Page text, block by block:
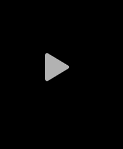
Play